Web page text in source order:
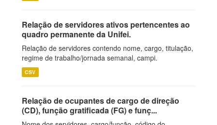
Relação de servidores ativos pertencentes ao
quadro permanente da Unifei.
Relação de servidores contendo nome, cargo, titulação,
regime de trabalho/jornada semanal, campi.
CSV
Relação de ocupantes de cargo de direção
(CD), função gratificada (FG) e funç...